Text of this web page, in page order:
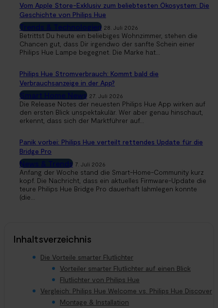
Vom Apple Store-Exklusiv zum beliebtesten Ökosystem: Die
Geschichte von Philips Hue
Trends & Technologien 28. Juli 2026
Betrittst Du heute ein beliebiges Wohnzimmer, stehen die
Chancen gut, dass Dir irgendwo der sanfte Schein einer
Philips Hue Lampe begegnet. Die Marke hat...
Philips Hue Stromverbrauch: Kommt bald die
Verbrauchsanzeige in der App?
Smart Home News 27. Juli 2026
Die Release Notes der neuesten Philips Hue App wirken auf
den ersten Blick unspektakulär. Wer aber genau hinschaut,
erkennt, dass sich der Marktführer auf...
Panik vorbei: Philips Hue verteilt rettendes Update für die
Bridge Pro
News & Trends 7. Juli 2026
Anfang der Woche stand die Smart-Home-Community kurz
kopf. Die Nachricht, dass ein aktuelles Firmware-Update die
teure Philips Hue Bridge Pro dauerhaft lahmlegen konnte
(die...
Inhaltsverzeichnis
Die Vorteile smarter Flutlichter
Vorteiler smarter Flutlichter auf einen Blick
Flutlichter von Philips Hue
Vergleich: Philips Hue Welcome vs. Philips Hue Discover
Montage & Installation